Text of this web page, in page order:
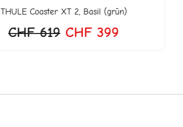
THULECoaster XT 2, Basil (grün)
CHF619 CHF399